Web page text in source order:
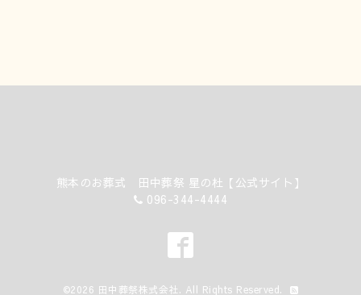
熊本のお葬式 田中葬祭 星の杜【公式サイト】
096-344-4444
©2026 田中葬祭株式会社. All Rights Reserved.